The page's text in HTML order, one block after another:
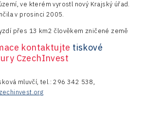
ve kterém vyrostl nový Krajský úřad.
v prosinci 2005.
kontaktujte tiskové
CzechInvest
mluvčí, tel.: 296 342 538,